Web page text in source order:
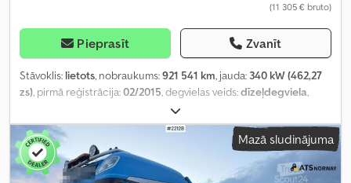
(11 305 € bruto)
Pieprasīt Zvanīt
Stāvoklis: lietots, nobraukums:921 541 km, jauda: 340 kW (462,27
zs), pirmā reģistrācija:02/2015, degvielas veids:dīzeļdegviela,
, asu konfigurācija:
pārbaude (TÜV):09/2026, bremzes:retardētājs, krāsa:balts,
pārnesuma veids:
, emisijas klase: Euro 6, Ražošanas
gads:2015, Aprīkojums:ABS, elektroniskā stabilitātes
programma (ESP), gaisa kondicionēšana, kvēpu filtrs, stāvvietas
Mazā sludinājuma